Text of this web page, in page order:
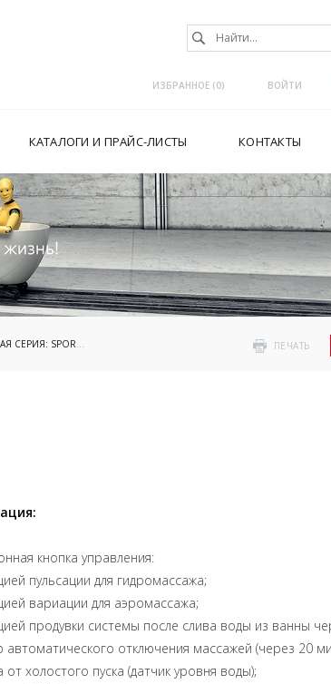
ИЗБРАННОЕ (0) ВОЙТИ
КАТАЛОГИ И ПРАЙС-ЛИСТЫ КОНТАКТЫ
ПЕЧАТЬ
СЕРИЯ: SPORT : SPORT PLUS HYDRO AIR
кнопка управления:
пульсации для гидромассажа;
вариации для аэромассажа;
продувки системы после слива воды из ванны
отключения массажей (через 20
холостого пуска (датчик уровня воды);